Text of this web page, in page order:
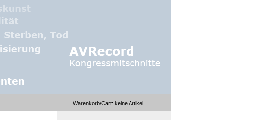
Warenkorb/Cart: keineArtikel